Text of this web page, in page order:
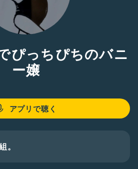
ぴっちぴちのバニ
ー嬢
アプリで聴く
。